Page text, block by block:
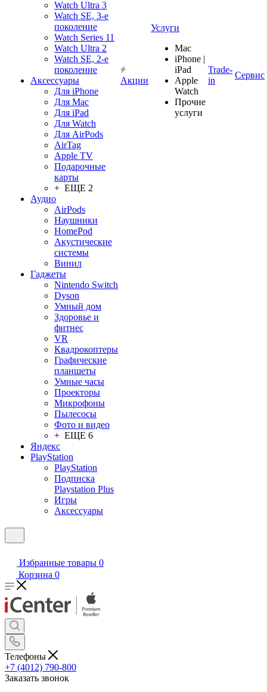
Watch Ultra 3
Watch SE, 3-е
поколение
Watch Series 11
Watch Ultra 2
Watch SE, 2-е
поколение
Аксессуары
Для iPhone
Для Mac
Для iPad
Для Watch
Для AirPods
AirTag
Apple TV
Подарочные
карты
+ ЕЩЕ 2
Аудио
AirPods
Наушники
HomePod
Акустические
системы
Винил
Гаджеты
Nintendo Switch
Dyson
Умный дом
Здоровье и
фитнес
VR
Квадрокоптеры
Графические
планшеты
Умные часы
Проекторы
Микрофоны
Пылесосы
Фото и видео
+ ЕЩЕ 6
Яндекс
PlayStation
PlayStation
Подписка
Playstation Plus
Игры
Аксессуары
Акции
Услуги
Mac
iPhone |
iPad
Apple
Watch
Прочие
услуги
Trade-
in
Сервис
Избранные товары 0
Корзина 0
Телефоны
+7 (4012) 790-800
Заказать звонок